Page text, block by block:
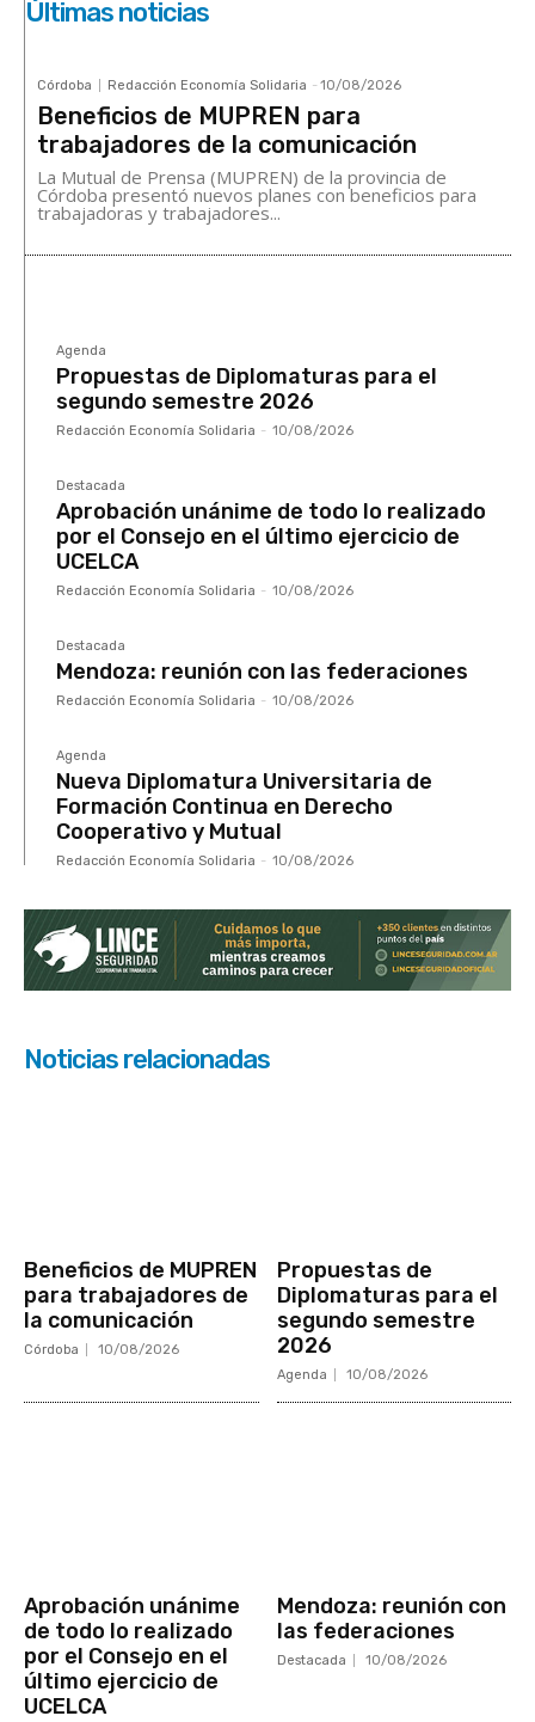
Últimas noticias
Córdoba Redacción Economía Solidaria - 10/08/2026
Beneficios de MUPREN para
trabajadores de la comunicación
La Mutual de Prensa (MUPREN) de la provincia de
Córdoba presentó nuevos planes con beneficios para
trabajadoras y trabajadores...
Agenda
Propuestas de Diplomaturas para el
segundo semestre 2026
Redacción Economía Solidaria - 10/08/2026
Destacada
Aprobación unánime de todo lo realizado
por el Consejo en el último ejercicio de
UCELCA
Redacción Economía Solidaria - 10/08/2026
Destacada
Mendoza: reunión con las federaciones
Redacción Economía Solidaria - 10/08/2026
Agenda
Nueva Diplomatura Universitaria de
Formación Continua en Derecho
Cooperativo y Mutual
Redacción Economía Solidaria - 10/08/2026
Noticias relacionadas
Beneficios de MUPREN
para trabajadores de
la comunicación
Córdoba 10/08/2026
Propuestas de
Diplomaturas para el
segundo semestre
2026
Agenda 10/08/2026
Aprobación unánime
de todo lo realizado
por el Consejo en el
último ejercicio de
UCELCA
Mendoza: reunión con
las federaciones
Destacada 10/08/2026